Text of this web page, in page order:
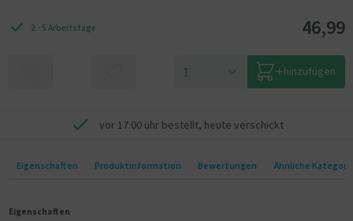
2 - 5 Arbeitstage 46,99
hinzufügen
vor 17:00 uhr bestellt, heute verschickt
Eigenschaften Produktinformation Bewertungen Ähnliche
Eigenschaften